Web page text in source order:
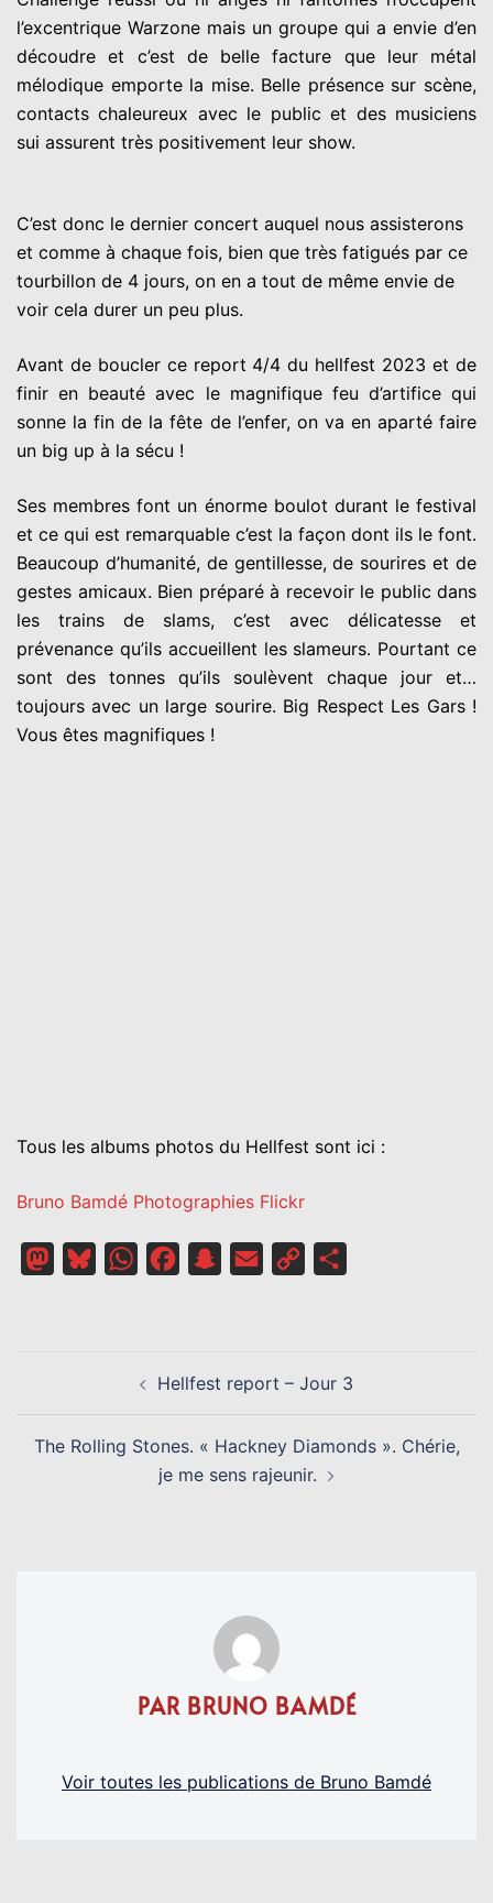
l’excentrique Warzone mais un groupe qui a envie d’en
découdre et c’est de belle facture que leur métal
mélodique emporte la mise. Belle présence sur scène,
contacts chaleureux avec le public et des musiciens
sui assurent très positivement leur show.
C’est donc le dernier concert auquel nous assisterons
et comme à chaque fois, bien que très fatigués par ce
tourbillon de 4 jours, on en a tout de même envie de
voir cela durer un peu plus.
Avant de boucler ce report 4/4 du hellfest 2023 et de
finir en beauté avec le magnifique feu d’artifice qui
sonne la fin de la fête de l’enfer, on va en aparté faire
un big up à la sécu !
Ses membres font un énorme boulot durant le festival
et ce qui est remarquable c’est la façon dont ils le font.
Beaucoup d’humanité, de gentillesse, de sourires et de
gestes amicaux. Bien préparé à recevoir le public dans
les trains de slams, c’est avec délicatesse et
prévenance qu’ils accueillent les slameurs. Pourtant ce
sont des tonnes qu’ils soulèvent chaque jour et…
toujours avec un large sourire. Big Respect Les Gars !
Vous êtes magnifiques !
Tous les albums photos du Hellfest sont ici :
Bruno Bamdé Photographies Flickr
MastodonBlueskyWhatsAppFacebookSnapchat
Email
Copy
D’ARTICLE
Hellfest report – Jour 3
The Rolling Stones. « Hackney Diamonds ». Chérie,
je me sens rajeunir.
PAR BRUNO BAMDÉ
Voir toutes les publications de Bruno Bamdé